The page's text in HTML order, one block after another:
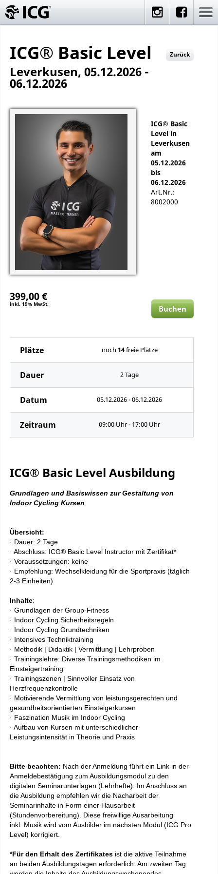
ICG® Basic Level Zurück
Leverkusen, 05.12.2026 -
06.12.2026
ICG® Basic
Level in
Leverkusen
am
05.12.2026
bis
06.12.2026
Art.Nr.:
8002000
399,00 €
inkl. 19% MwSt. Buchen
Plätze noch 14freie Plätze
Dauer 2 Tage
Datum 05.12.2026 - 06.12.2026
Zeitraum 09:00 Uhr - 17:00 Uhr
ICG® Basic Level Ausbildung
Grundlagen und Basiswissen zur Gestaltung von
Indoor Cycling Kursen
Übersicht:
· Dauer: 2 Tage
· Abschluss: ICG® Basic Level Instructor mit Zertifikat*
· Voraussetzungen: keine
· Empfehlung: Wechselkleidung für die Sportpraxis (täglich
2-3 Einheiten)
Inhalte:
· Grundlagen der Group-Fitness
· Indoor Cycling Sicherheitsregeln
· Indoor Cycling Grundtechniken
· Intensives Techniktraining
· Methodik | Didaktik | Vermittlung | Lehrproben
· Trainingslehre: Diverse Trainingsmethodiken im
Einsteigertraining
· Trainingszonen | Sinnvoller Einsatz von
Herzfrequenzkontrolle
· Motivierende Vermittlung von leistungsgerechten und
gesundheitsorientierten Einsteigerkursen
· Faszination Musik im Indoor Cycling
· Aufbau von Kursen mit unterschiedlicher
Leistungsintensität in Theorie und Praxis
Bitte beachten: Nach der Anmeldung führt ein Link in der
Anmeldebestätigung zum Ausbildungsmodul zu den
digitalen Seminarunterlagen (Lehrhefte). Im Anschluss an
die Ausbildung empfehlen wir die Nacharbeit der
Seminarinhalte in Form einer Hausarbeit
(Stundenvorbereitung). Diese freiwillige Ausarbeitung
inkl. Musik wird vom Ausbilder im nächsten Modul (ICG Pro
Level) korrigiert.
*Für den Erhalt des Zertifikates ist die aktive Teilnahme
an beiden Ausbildungstagen erforderlich. Am zweiten Tag